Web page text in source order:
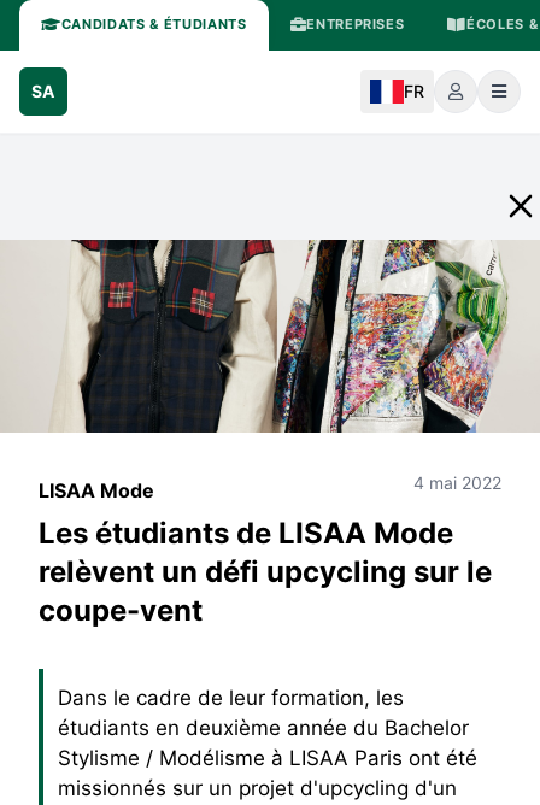
CANDIDATS & ÉTUDIANTS ENTREPRISES ÉCOLES
SA FR
4 mai 2022
LISAA Mode
Les étudiants de LISAA Mode
relèvent un défi upcycling sur le
coupe-vent
Dans le cadre de leur formation, les
étudiants en deuxième année du Bachelor
Stylisme / Modélisme à LISAA Paris ont été
missionnés sur un projet d'upcycling d'un